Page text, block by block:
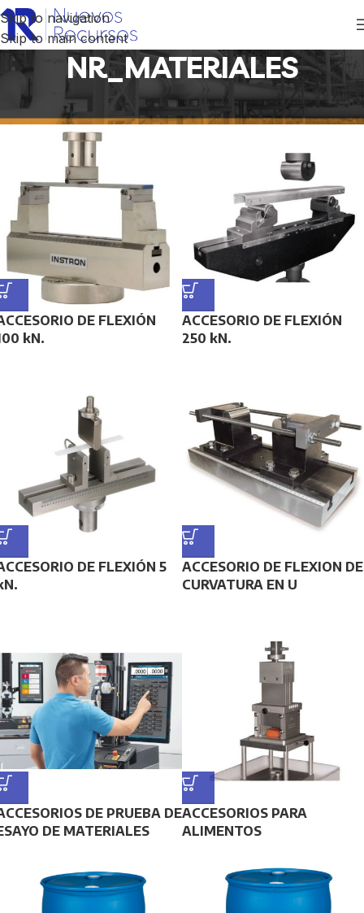
Skip to navigation
Skip to main content
NR_MATERIALES
Inicio NR_MATERIALES
DE FLEXIÓN
kN.
ACCESORIO DE FLEXIÓN
250 kN.
DE FLEXIÓN 5
ACCESORIO DE FLEXION DE
CURVATURA EN U
DE PRUEBA DE
DE MATERIALES
ACCESORIOS PARA
ALIMENTOS